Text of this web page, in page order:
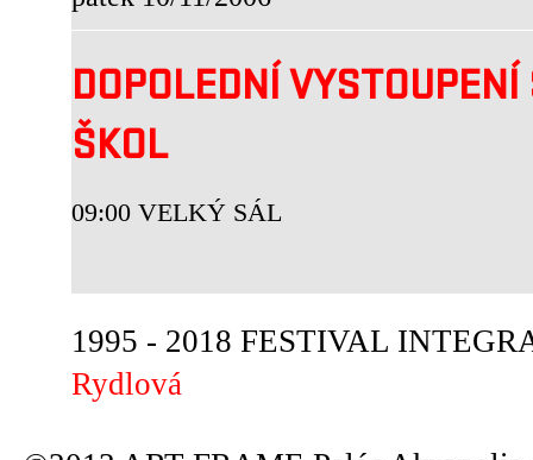
DOPOLEDNÍ
ŠKOL
09:00 VELKÝ SÁL
1995 - 2018 FESTIVAL
Rydlová